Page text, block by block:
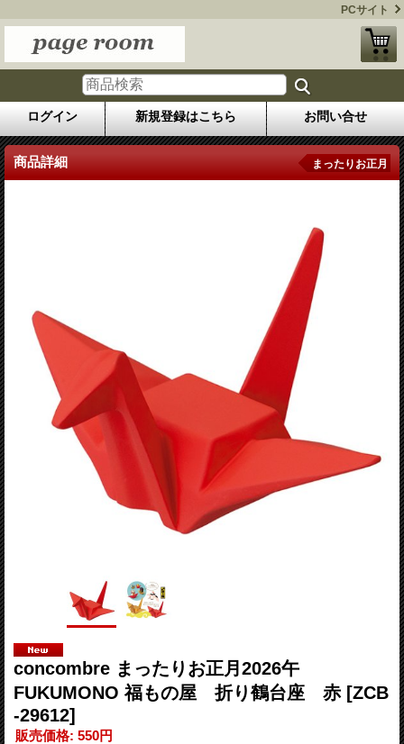
PCサイト
ログイン 新規登録はこちら お問い合せ
商品詳細 まったりお正月
concombre まったりお正月2026午
FUKUMONO 福もの屋 折り鶴台座 赤 [ZCB
-29612]
販売価格: 550円